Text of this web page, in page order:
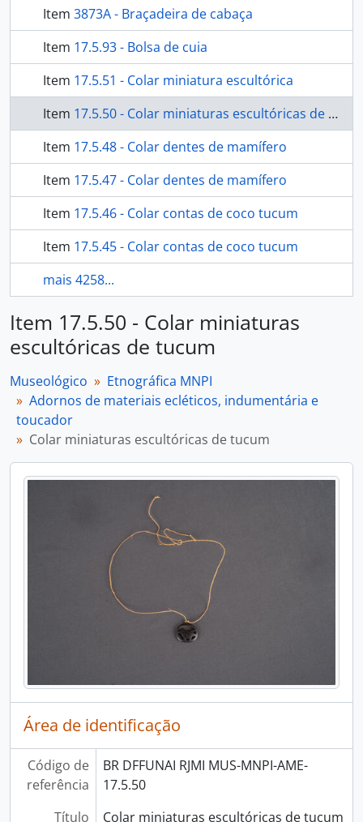
Item 3873A - Braçadeira de cabaça
Item 17.5.93 - Bolsa de cuia
Item 17.5.51 - Colar miniatura escultórica
Item 17.5.50 - Colar miniaturas escultóricas de tucum
Item 17.5.48 - Colar dentes de mamífero
Item 17.5.47 - Colar dentes de mamífero
Item 17.5.46 - Colar contas de coco tucum
Item 17.5.45 - Colar contas de coco tucum
mais 4258...
Item 17.5.50 - Colar miniaturas
escultóricas de tucum
Museológico
Etnográfica MNPI
Adornos de materiais ecléticos, indumentária e
toucador
Colar miniaturas escultóricas de tucum
Área de identificação
Código de
referência
BR DFFUNAI RJMI MUS-MNPI-AME-
17.5.50
Título
Colar miniaturas escultóricas de tucum